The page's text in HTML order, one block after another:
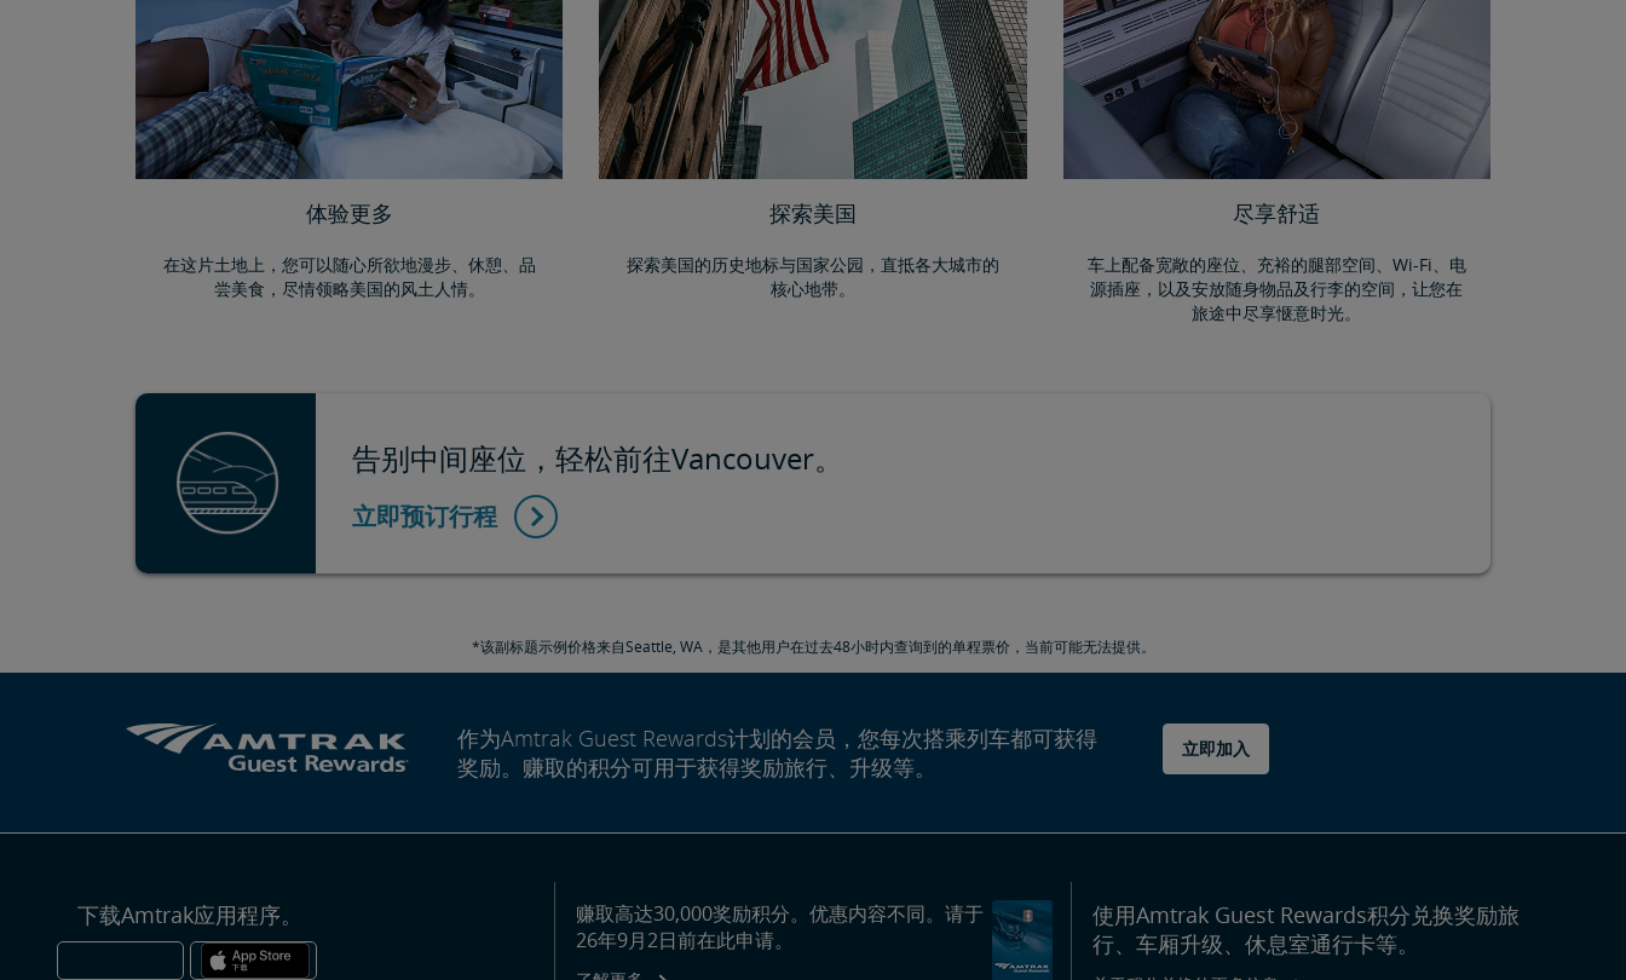
体验更多
在这片土地上，您可以随心所欲地漫步、休憩、品
尝美食，尽情领略美国的风土人情。
探索美国
探索美国的历史地标与国家公园，直抵各大城市的
核心地带。
尽享舒适
车上配备宽敞的座位、充裕的腿部空间、Wi-Fi、电
源插座，以及安放随身物品及行李的空间，让您在
旅途中尽享惬意时光。
告别中间座位，轻松前往Vancouver。
立即预订行程
*该副标题示例价格来自Seattle, WA，是其他用户在过去48小时内查询到的单程票价，当前可能无法提供。
作为Amtrak Guest Rewards计划的会员，您每次搭乘列车都可获得
奖励。赚取的积分可用于获得奖励旅行、升级等。
立即加入
下载Amtrak应用程序。
赚取高达30,000奖励积分。优惠内容不同。请于
26年9月2日前在此申请。
使用Amtrak Guest Rewards积分兑换奖励旅
行、车厢升级、休息室通行卡等。